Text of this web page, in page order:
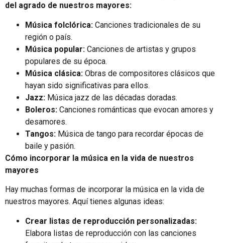
del agrado de nuestros mayores:
Música folclórica: Canciones tradicionales de su
región o país.
Música popular: Canciones de artistas y grupos
populares de su época.
Música clásica: Obras de compositores clásicos que
hayan sido significativas para ellos.
Jazz: Música jazz de las décadas doradas.
Boleros: Canciones románticas que evocan amores y
desamores.
Tangos: Música de tango para recordar épocas de
baile y pasión.
Cómo incorporar la música en la vida de nuestros
mayores
Hay muchas formas de incorporar la música en la vida de
nuestros mayores. Aquí tienes algunas ideas:
Crear listas de reproducción personalizadas:
Elabora listas de reproducción con las canciones